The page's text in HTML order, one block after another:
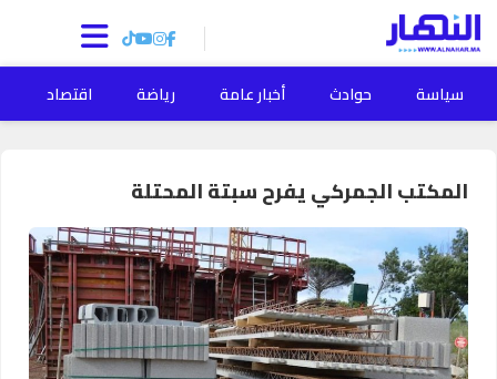
سياسة حوادث أخبار عامة رياضة اقتصاد
المكتب الجمركي يفرح سبتة المحتلة